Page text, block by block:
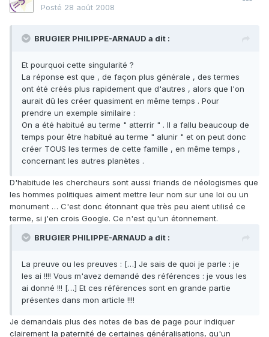
Posté 28 août 2008
BRUGIER PHILIPPE-ARNAUD a dit :
Et pourquoi cette singularité ?
La réponse est que , de façon plus générale , des termes
ont été créés plus rapidement que d'autres , alors que l'on
aurait dû les créer quasiment en même temps . Pour
prendre un exemple similaire :
On a été habitué au terme " atterrir " . Il a fallu beaucoup de
temps pour être habitué au terme " alunir " et on peut donc
créer TOUS les termes de cette famille , en même temps ,
concernant les autres planètes .
D'habitude les chercheurs sont aussi friands de néologismes que
les hommes politiques aiment mettre leur nom sur une loi ou un
monument … C'est donc étonnant que très peu aient utilisé ce
terme, si j'en crois Google. Ce n'est qu'un étonnement.
BRUGIER PHILIPPE-ARNAUD a dit :
La preuve ou les preuves : […] Je sais de quoi je parle : je
les ai !!!! Vous m'avez demandé des références : je vous les
ai donné !!! […] Et ces références sont en grande partie
présentes dans mon article !!!!
Je demandais plus des notes de bas de page pour indiquer
clairement la paternité de certaines généralisations, qu'un